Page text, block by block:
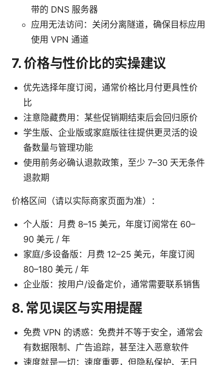
带的 DNS 服务器
应用无法访问：关闭分离隧道，确保目标应用
使用 VPN 通道
7. 价格与性价比的实操建议
优先选择年度订阅，通常价格比月付更具性价
比
注意隐藏费用：某些促销期结束后会回归原价
学生版、企业版或家庭版往往提供更灵活的设
备数量与管理功能
使用前务必确认退款政策，至少 7–30 天无条件
退款期
价格区间（请以实际商家页面为准）：
个人版：月费 8–15 美元，年度订阅常在 60–
90 美元 / 年
家庭/多设备版：月费 12–25 美元，年度订阅
80–180 美元 / 年
企业版：按用户/设备定价，通常需要联系销售
8. 常见误区与实用提醒
免费 VPN 的诱惑：免费并不等于安全，通常会
有数据限制、广告追踪，甚至注入恶意软件
速度就是一切：速度重要，但隐私保护、无日